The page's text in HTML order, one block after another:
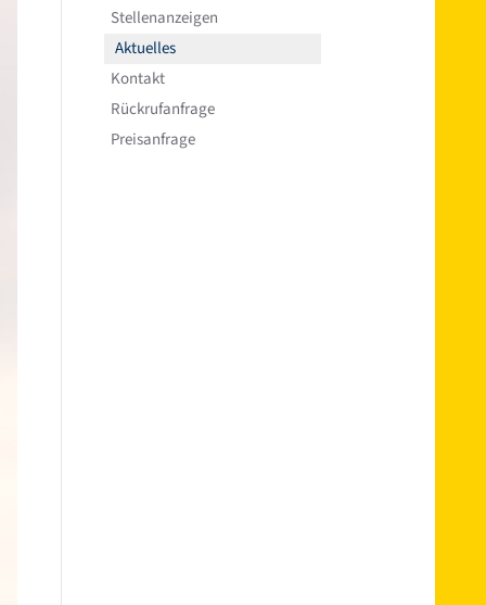
Stellenanzeigen
Aktuelles
Kontakt
Rückrufanfrage
Preisanfrage